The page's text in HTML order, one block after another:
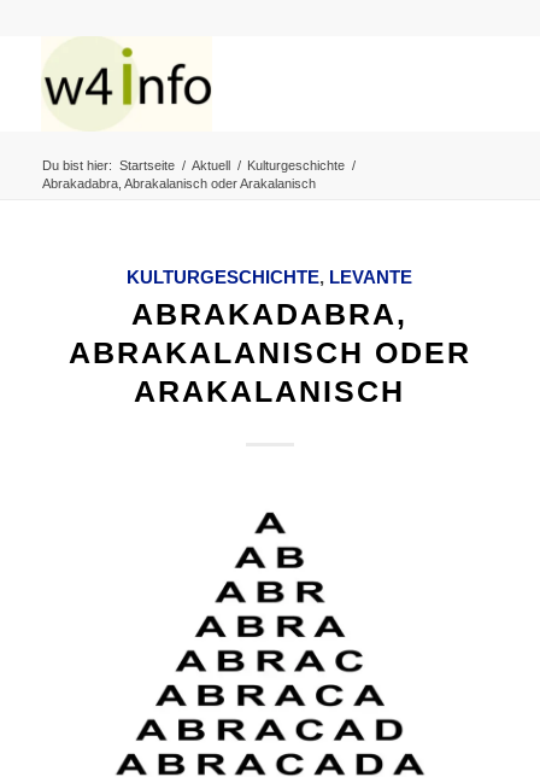
Du bist hier: Startseite / Aktuell / Kulturgeschichte /
Abrakadabra, Abrakalanisch oder Arakalanisch
KULTURGESCHICHTE, LEVANTE
ABRAKADABRA,
ABRAKALANISCH ODER
ARAKALANISCH